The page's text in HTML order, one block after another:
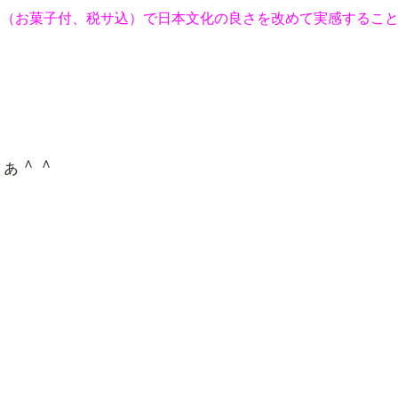
（お菓子付、税サ込） で日本文化の良さを改めて実感するこ
＾＾